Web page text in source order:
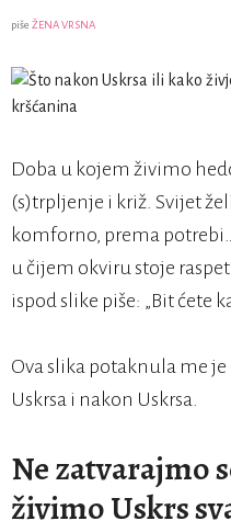
piše ŽENA VRSNA
Doba u kojem živimo
(s)trpljenje i križ. Svijet
komforno, prema
u čijem okviru stoje
ispod slike piše: „Bit ćete
Ova slika potaknula me
Uskrsa i nakon Uskrsa.
Ne zatvarajmo
živimo Uskrs